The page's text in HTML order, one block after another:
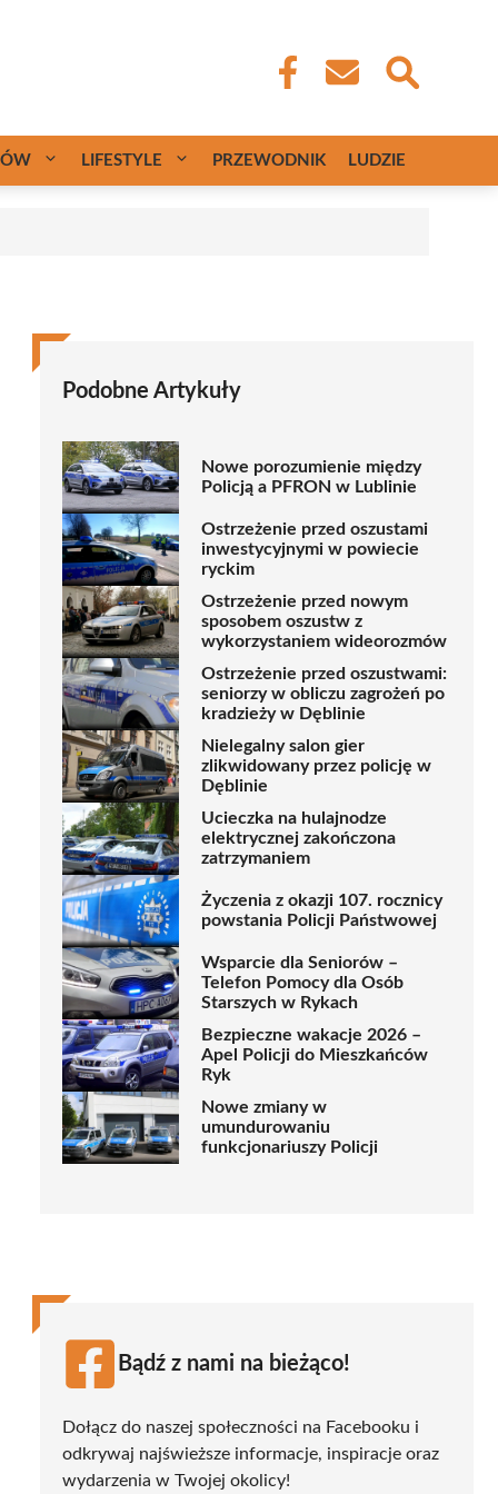
LIFESTYLE PRZEWODNIK LUDZIE
Podobne Artykuły
Nowe porozumienie między
Policją a PFRON w Lublinie
Ostrzeżenie przed oszustami
inwestycyjnymi w powiecie
ryckim
Ostrzeżenie przed nowym
sposobem oszustw z
wykorzystaniem wideorozmów
Ostrzeżenie przed oszustwami:
seniorzy w obliczu zagrożeń po
kradzieży w Dęblinie
Nielegalny salon gier
zlikwidowany przez policję w
Dęblinie
Ucieczka na hulajnodze
elektrycznej zakończona
zatrzymaniem
Życzenia z okazji 107. rocznicy
powstania Policji Państwowej
Wsparcie dla Seniorów –
Telefon Pomocy dla Osób
Starszych w Rykach
Bezpieczne wakacje 2026 –
Apel Policji do Mieszkańców
Ryk
Nowe zmiany w
umundurowaniu
funkcjonariuszy Policji
Bądź z nami na bieżąco!
Dołącz do naszej społeczności na Facebooku i
odkrywaj najświeższe informacje, inspiracje oraz
wydarzenia w Twojej okolicy!